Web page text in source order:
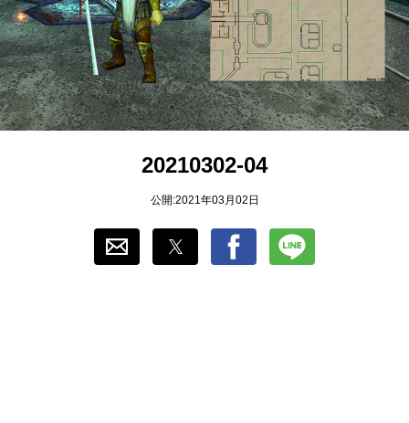
パズル/クイズ
ノベル
おすすめ
ゲーム自動化
20210302-04
公開:2021年03月02日